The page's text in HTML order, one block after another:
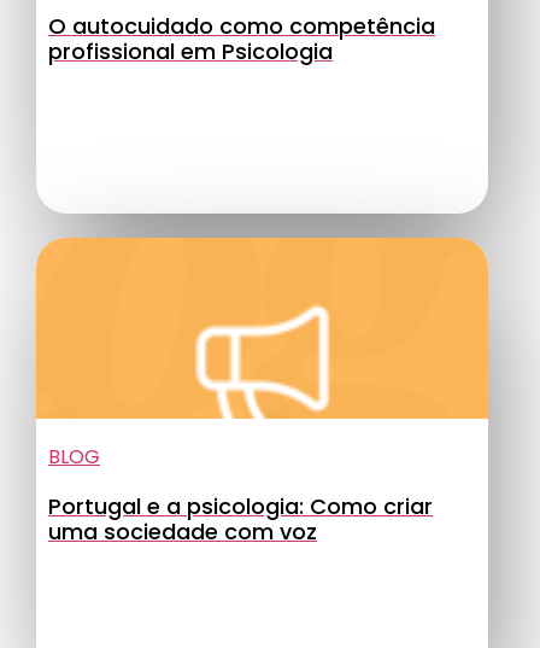
O autocuidado como competência
profissional em Psicologia
BLOG
Portugal e a psicologia: Como criar
uma sociedade com voz